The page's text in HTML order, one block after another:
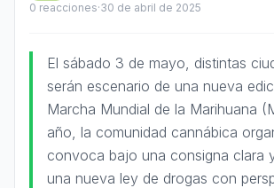
0 reacciones·30 de abril de 2025
El sábado 3 de mayo, distintas
serán escenario de una nueva
Marcha Mundial de la Marihuana
año, la comunidad cannábica
convoca bajo una consigna clara
una nueva ley de drogas con